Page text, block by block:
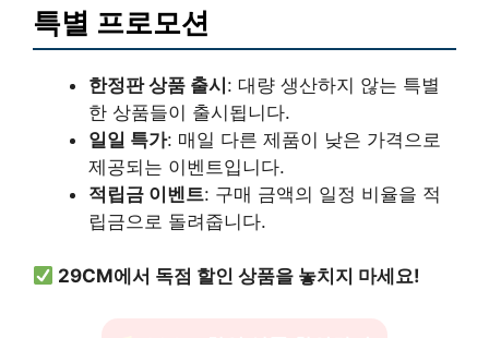
특별 프로모션
한정판 상품 출시: 대량 생산하지 않는 특별
한 상품들이 출시됩니다.
일일 특가: 매일 다른 제품이 낮은 가격으로
제공되는 이벤트입니다.
적립금 이벤트: 구매 금액의 일정 비율을 적
립금으로 돌려줍니다.
29CM에서 독점 할인 상품을 놓치지 마세요!